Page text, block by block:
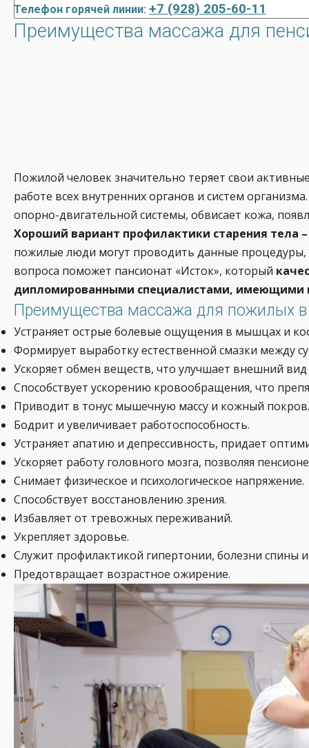
Телефон горячей линии: +7 (928) 205-60-11
Преимущества массажа для
Пожилой человек значительно теряет свои
работе всех внутренних органов и систем
опорно-двигательной системы, обвисает кожа,
Хороший вариант профилактики старения тела
пожилые люди могут проводить данные процедуры,
вопроса поможет пансионат «Исток», который
дипломированными специалистами, имеющими
Преимущества массажа для пожилых в
Устраняет острые болевые ощущения в мышцах и
Формирует выработку естественной смазки между
Ускоряет обмен веществ, что улучшает внешний вид
Способствует ускорению кровообращения, что
Приводит в тонус мышечную массу и кожный покров.
Бодрит и увеличивает работоспособность.
Устраняет апатию и депрессивность, придает
Ускоряет работу головного мозга, позволяя
Снимает физическое и психологическое напряжение.
Способствует восстановлению зрения.
Избавляет от тревожных переживаний.
Укрепляет здоровье.
Служит профилактикой гипертонии, болезни спины
Предотвращает возрастное ожирение.